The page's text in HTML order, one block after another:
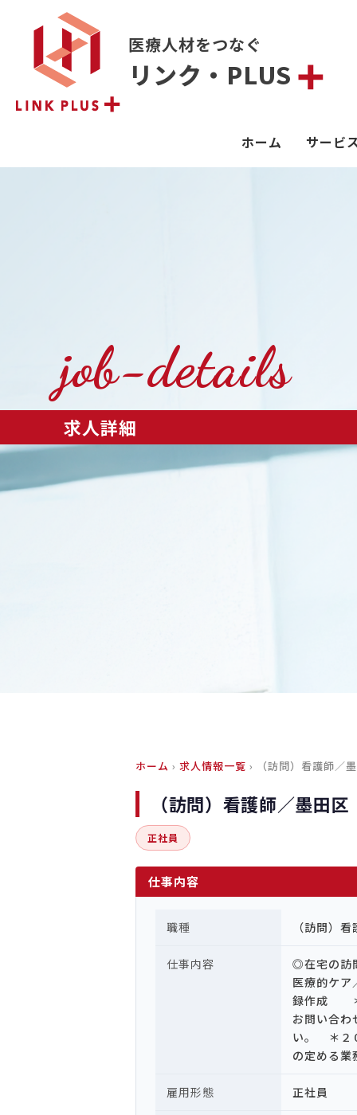
医療人材をつなぐ
リンク・PLUS
ホーム サービ
job-details
求人詳細
ホーム › 求人情報一覧 › （訪問）看護師／
（訪問）看護師／墨田
正社員
仕事内容
職種 （訪問）
仕事内容
◎在宅の訪
医療的ケ
録作成 ＊
お問い合
い。 ＊２
の定める業
雇用形態 正社員